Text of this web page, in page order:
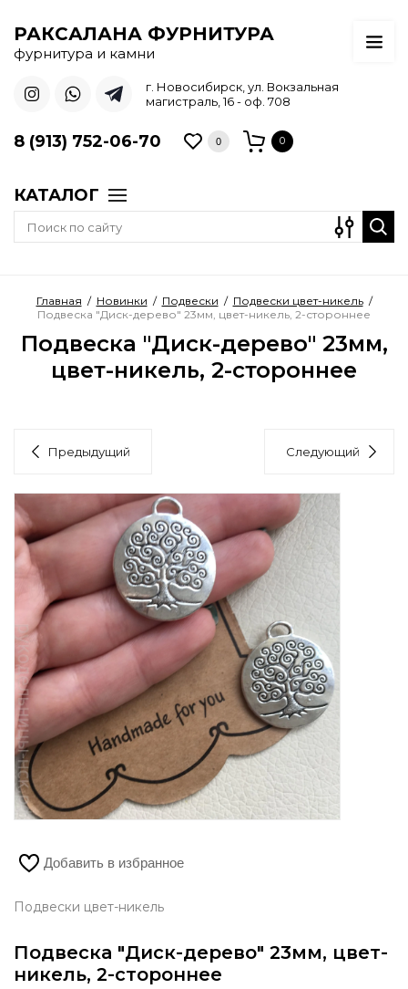
РАКСАЛАНА ФУРНИТУРА
фурнитура и камни
г. Новосибирск, ул. Вокзальная
магистраль, 16 - оф. 708
8 (913) 752-06-70 0 0
КАТАЛОГ
Главная / Новинки / Подвески / Подвески цвет-никель /
Подвеска "Диск-дерево" 23мм, цвет-никель, 2-стороннее
Подвеска "Диск-дерево" 23мм,
цвет-никель, 2-стороннее
Предыдущий Следующий
Добавить в избранное
Подвески цвет-никель
Подвеска "Диск-дерево" 23мм, цвет-
никель, 2-стороннее